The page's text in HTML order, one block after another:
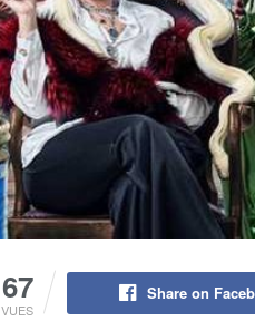
67
VUES
Share on